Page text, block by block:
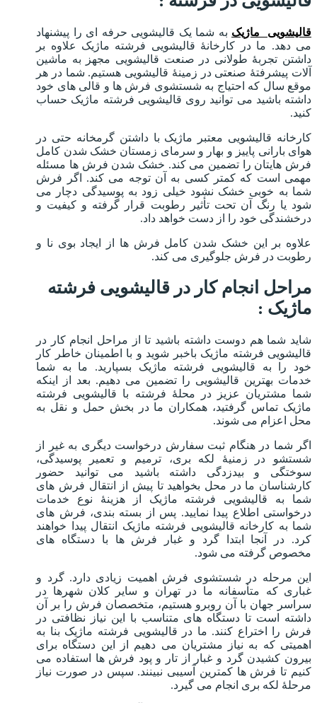
قالیشویی ماژیک به شما یک قالیشویی حرفه ای را پیشنهاد
می دهد. ما در کارخانۀ قالیشویی فرشته ماژیک علاوه بر
داشتن تجربۀ طولانی در صنعت قالیشویی مجهز به ماشین
آلات پیشرفتۀ صنعتی در زمینۀ قالیشویی هستیم. شما در هر
موقع سال که احتیاج به شستشوی فرش ها و قالی های خود
داشته باشید می توانید روی قالیشویی فرشته ماژیک حساب
کنید.
کارخانه قالیشویی معتبر ماژیک با داشتن گرمخانه حتی در
هوای بارانی پاییز و بهار و سرمای زمستان خشک شدن کامل
فرش هایتان را تضمین می کند. خشک شدن فرش ها مسئله
مهمی است که کمتر کسی به آن توجه می کند. اگر فرش
شما به خوبی خشک نشود خیلی زود به پوسیدگی دچار می
شود یا رنگ آن تحت تأثیر رطوبت قرار گرفته و کیفیت و
درخشندگی خود را از دست خواهد داد.
علاوه بر این خشک شدن کامل فرش ها از ایجاد بوی نا و
رطوبت در فرش جلوگیری می کند.
مراحل انجام کار در قالیشویی فرشته
ماژیک :
شاید شما هم دوست داشته باشید تا از مراحل انجام کار در
قالیشویی فرشته ماژیک باخبر شوید و با اطمینان خاطر کار
خود را به قالیشویی فرشته ماژیک بسپارید. ما به شما
خدمات بهترین قالیشویی را تضمین می دهیم. بعد از اینکه
شما مشتریان عزیز در محلۀ فرشته با قالیشویی فرشته
ماژیک تماس گرفتید، همکاران ما در بخش حمل و نقل به
محل اعزام می شوند.
اگر شما در هنگام ثبت سفارش درخواست دیگری به غیر از
شستشو در زمنیۀ لکه بری، ترمیم و تعمیر پوسیدگی،
سوختگی و بیدزدگی داشته باشید می توانید حضور
کارشناسان ما در محل بخواهید تا پیش از انتقال فرش های
شما به قالیشویی فرشته ماژیک از هزینۀ نوع خدمات
درخواستی اطلاع پیدا نمایید. پس از بسته بندی، فرش های
شما به کارخانه قالیشویی فرشته ماژیک انتقال پیدا خواهند
کرد. در آنجا ابتدا گرد و غبار فرش ها با دستگاه های
مخصوص گرفته می شود.
این مرحله در شستشوی فرش اهمیت زیادی دارد. گرد و
غباری که متأسفانه ما در تهران و سایر کلان شهرها در
سراسر جهان با آن روبرو هستیم، متخصصان فرش را بر آن
داشته است تا دستگاه های متناسب با این نیاز نظافتی در
فرش را اختراع کنند. ما در قالیشویی فرشته ماژیک بنا به
اهمیتی که به نیاز مشتریان می دهیم از این دستگاه برای
بیرون کشیدن گرد و غبار از تار و پود فرش ها استفاده می
کنیم تا فرش ها کمترین آسیبی نبینند. سپس در صورت نیاز
مرحلۀ لکه بری انجام می گیرد.